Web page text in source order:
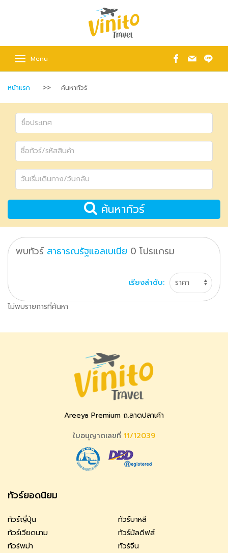
Menu
หน้าแรก ค้นหาทัวร์
ค้นหาทัวร์
พบทัวร์ สาธารณรัฐแอลเบเนีย 0 โปรแกรม
เรียงลำดับ:
ไม่พบรายการที่ค้นหา
Areeya Premium ถ.ลาดปลาเค้า
ใบอนุญาตเลขที่ 11/12039
ทัวร์ยอดนิยม
ทัวร์ญี่ปุ่น
ทัวร์บาหลี
ทัวร์เวียดนาม
ทัวร์มัลดีฟส์
ทัวร์พม่า
ทัวร์จีน